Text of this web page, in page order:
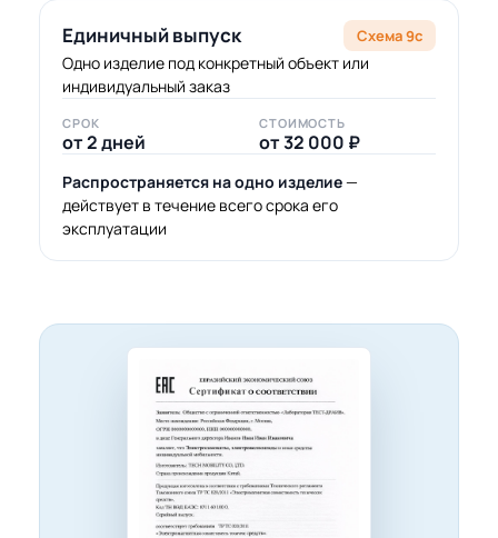
Единичный выпуск Схема 9с
Одно изделие под конкретный объект или
индивидуальный заказ
СРОК
от 2 дней
СТОИМОСТЬ
от 32 000 ₽
Распространяется на одно изделие—
действует в течение всего срока его
эксплуатации